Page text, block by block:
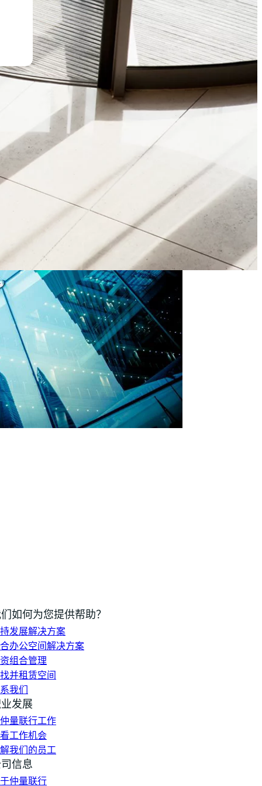
chevron_right
chevron_right
chevron_right
如何为您提供帮助？
发展解决方案
办公空间解决方案
组合管理
并租赁空间
我们
发展
量联行工作
工作机会
我们的员工
信息
仲量联行